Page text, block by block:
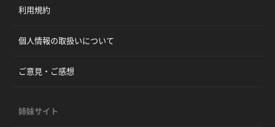
利用規約
個人情報の取扱いについて
ご意見・ご感想
姉妹サイト